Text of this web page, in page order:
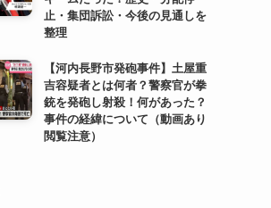
止・集団訴訟・今後の見通しを
整理
【河内長野市発砲事件】土屋重
吉容疑者とは何者？警察官が拳
銃を発砲し射殺！何があった？
事件の経緯について（動画あり
閲覧注意）